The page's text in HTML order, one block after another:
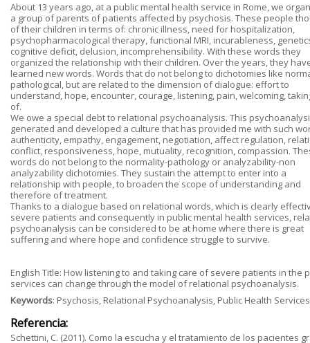
About 13 years ago, at a public mental health service in Rome, we
a group of parents of patients affected by psychosis. These people
of their children in terms of: chronic illness, need for hospitalization,
psychopharmacological therapy, functional MRI, incurableness,
cognitive deficit, delusion, incomprehensibility. With these words they
organized the relationship with their children. Over the years, they
learned new words. Words that do not belong to dichotomies like
pathological, but are related to the dimension of dialogue: effort to
understand, hope, encounter, courage, listening, pain, welcoming,
of.
We owe a special debt to relational psychoanalysis. This
generated and developed a culture that has provided me with such
authenticity, empathy, engagement, negotiation, affect regulation,
conflict, responsiveness, hope, mutuality, recognition, compassion.
words do not belong to the normality-pathology or analyzability-non
analyzability dichotomies. They sustain the attempt to enter into a
relationship with people, to broaden the scope of understanding and
therefore of treatment.
Thanks to a dialogue based on relational words, which is clearly
severe patients and consequently in public mental health services,
psychoanalysis can be considered to be at home where there is great
suffering and where hope and confidence struggle to survive.
English Title: How listening to and taking care of severe patients in the
services can change through the model of relational psychoanalysis.
Keywords: Psychosis, Relational Psychoanalysis, Public Health
Referencia:
Schettini, C. (2011). Como la escucha y el tratamiento de los pacientes